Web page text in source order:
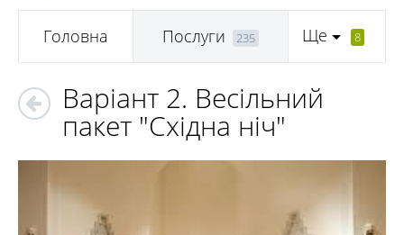
Головна Послуги 235 Ще 8
Варіант 2. Весільний
пакет "Східна ніч"